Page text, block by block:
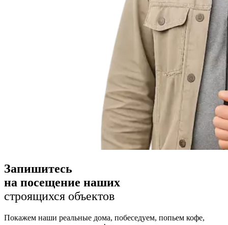
Запишитесь
на посещение наших
строящихся объектов
Покажем наши реальные дома, побеседуем, попьем кофе,